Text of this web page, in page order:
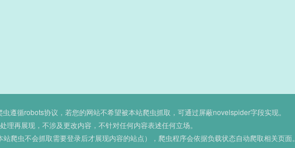
遵循robots协议，若您的网站不希望被本站爬虫抓取，可通过屏蔽novelspider字段实现。
理再展现，不涉及更改内容，不针对任何内容表述任何立场。
爬虫不会抓取需要登录后才展现内容的站点），爬虫程序会依据负载状态自动爬取相关页面。